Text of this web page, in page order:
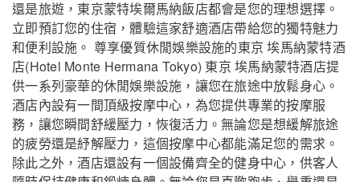
還是旅遊，東京蒙特埃爾馬納飯店都會是您的理想選擇。
立即預訂您的住宿，體驗這家舒適酒店帶給您的獨特魅力
和便利設施。 尊享優質休閒娛樂設施的東京 埃馬納蒙特酒
店(Hotel Monte Hermana Tokyo) 東京 埃馬納蒙特酒店提
供一系列豪華的休閒娛樂設施，讓您在旅途中放鬆身心。
酒店內設有一間頂級按摩中心，為您提供專業的按摩服
務，讓您瞬間舒緩壓力，恢復活力。無論您是想緩解旅途
的疲勞還是紓解壓力，這個按摩中心都能滿足您的需求。
除此之外，酒店還設有一個設備齊全的健身中心，供客人